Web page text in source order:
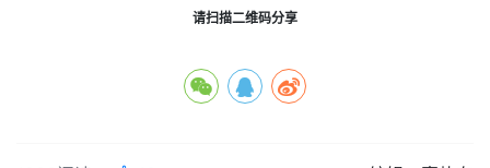
请扫描二维码分享